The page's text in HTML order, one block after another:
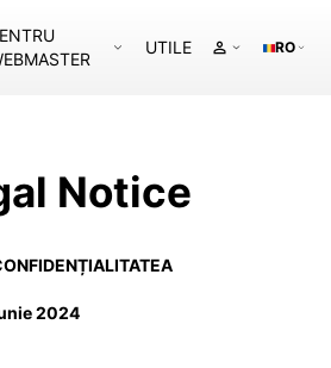
UTILE RO
Notice
2024